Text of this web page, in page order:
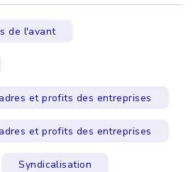
de l'avant
et profits des entreprises
et profits des entreprises
Syndicalisation